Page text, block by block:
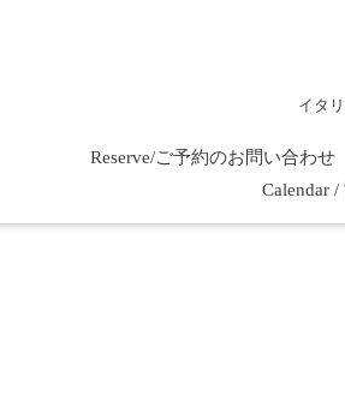
イタ
Reserve/ご予約のお問い合わせ
Calendar